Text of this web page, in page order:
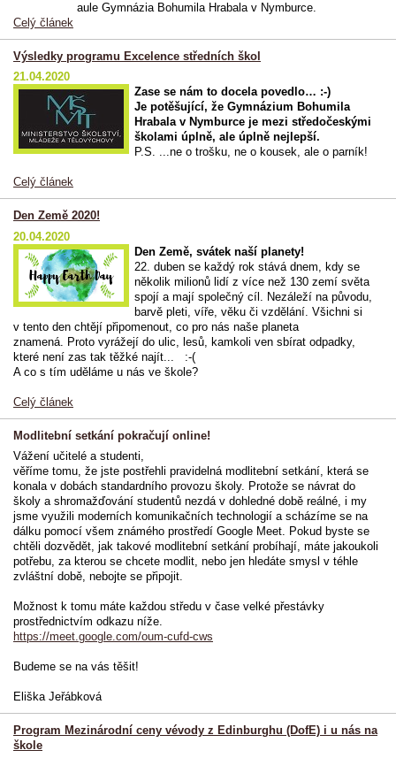
aule Gymnázia Bohumila Hrabala v Nymburce.
Celý článek
Výsledky programu Excelence středních škol
21.04.2020
Zase se nám to docela povedlo… :-)
Je potěšující, že Gymnázium Bohumila
Hrabala v Nymburce je mezi středočeskými
školami úplně, ale úplně nejlepší.
P.S. ...ne o trošku, ne o kousek, ale o parník!
Celý článek
Den Země 2020!
20.04.2020
Den Země, svátek naší planety!
22. duben se každý rok stává dnem, kdy se
několik milionů lidí z více než 130 zemí světa
spojí a mají společný cíl. Nezáleží na původu,
barvě pleti, víře, věku či vzdělání. Všichni si
v tento den chtějí připomenout, co pro nás naše planeta
znamená. Proto vyrážejí do ulic, lesů, kamkoli ven sbírat odpadky,
které není zas tak těžké najít... :-(
A co s tím uděláme u nás ve škole?
Celý článek
Modlitební setkání pokračují online!
Vážení učitelé a studenti,
věříme tomu, že jste postřehli pravidelná modlitební setkání, která se
konala v dobách standardního provozu školy. Protože se návrat do
školy a shromažďování studentů nezdá v dohledné době reálné, i my
jsme využili moderních komunikačních technologií a scházíme se na
dálku pomocí všem známého prostředí Google Meet. Pokud byste se
chtěli dozvědět, jak takové modlitební setkání probíhají, máte jakoukoli
potřebu, za kterou se chcete modlit, nebo jen hledáte smysl v téhle
zvláštní době, nebojte se připojit.
Možnost k tomu máte každou středu v čase velké přestávky
prostřednictvím odkazu níže.
https://meet.google.com/oum-cufd-cws
Budeme se na vás těšit!
Eliška Jeřábková
Program Mezinárodní ceny vévody z Edinburghu (DofE) i u nás na
škole